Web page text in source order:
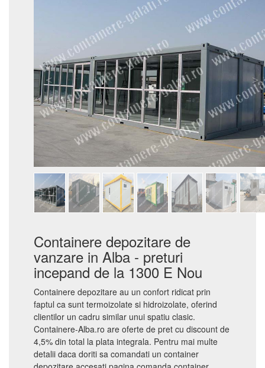
Containere depozitare de
vanzare in Alba - preturi
incepand de la 1300 E Nou
Containere depozitare au un confort ridicat prin
faptul ca sunt termoizolate si hidroizolate, oferind
clientilor un cadru similar unui spatiu clasic.
Containere-Alba.ro are oferte de pret cu discount de
4,5% din total la plata integrala. Pentru mai multe
detalii daca doriti sa comandati un container